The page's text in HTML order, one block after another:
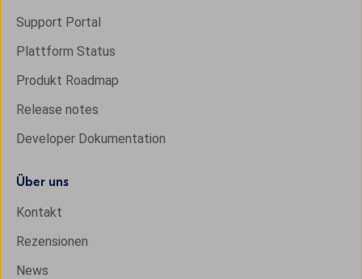
Support Portal
Plattform Status
Produkt Roadmap
Release notes
Developer Dokumentation
Über uns
Kontakt
Rezensionen
News